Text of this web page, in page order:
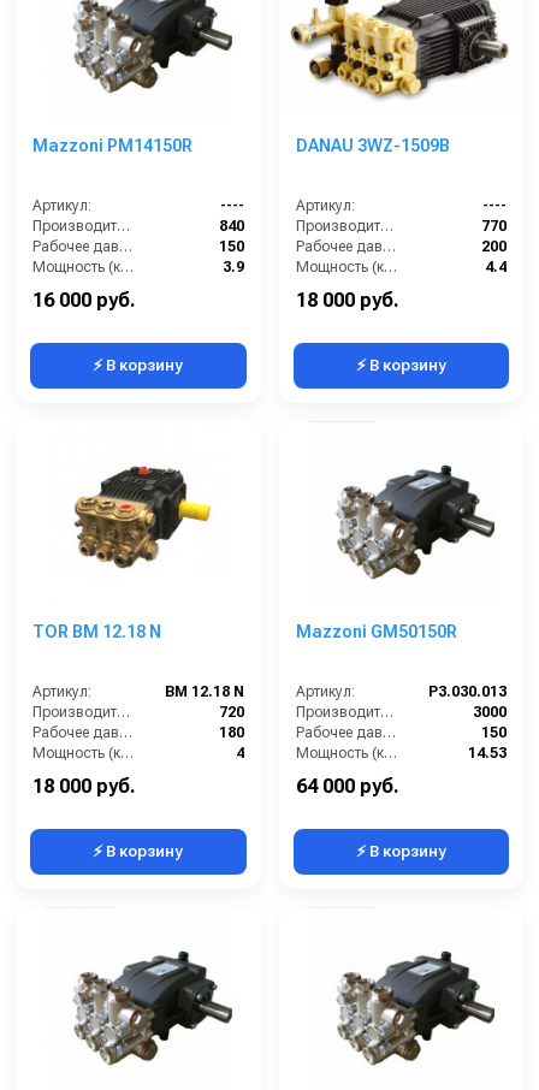
Mazzoni PM14150R
Артикул:
----
Производительность (л/ч):
840
Рабочее давление (бар):
150
Мощность (кВт):
3.9
16 000 руб.
⚡ В корзину
DANAU 3WZ-1509B
Артикул:
----
Производительность (л/ч):
770
Рабочее давление (бар):
200
Мощность (кВт):
4.4
18 000 руб.
⚡ В корзину
TOR BM 12.18 N
Артикул:
BM 12.18 N
Производительность (л/ч):
720
Рабочее давление (бар):
180
Мощность (кВт):
4
Электропитание (В):
18 000 руб.
⚡ В корзину
Mazzoni GM50150R
Артикул:
P3.030.013
Производительность (л/ч):
3000
Рабочее давление (бар):
150
Мощность (кВт):
14.53
64 000 руб.
⚡ В корзину